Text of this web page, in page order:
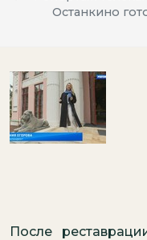
Останкино
После